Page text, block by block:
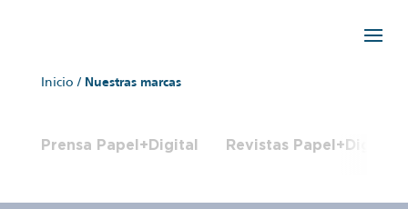
Inicio / Nuestras marcas
Prensa Papel+Digital Revistas Papel+Digital